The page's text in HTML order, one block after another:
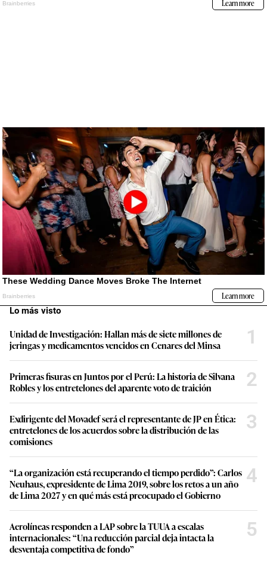
Lo más visto
Unidad de Investigación: Hallan más de siete millones de
jeringas y medicamentos vencidos en Cenares del Minsa
1
Primeras fisuras en Juntos por el Perú: La historia de Silvana
Robles y los entretelones del aparente voto de traición
2
Exdirigente del Movadef será el representante de JP en Ética:
entretelones de los acuerdos sobre la distribución de las
comisiones
3
“La organización está recuperando el tiempo perdido”: Carlos
Neuhaus, expresidente de Lima 2019, sobre los retos a un año
de Lima 2027 y en qué más está preocupado el Gobierno
4
Aerolíneas responden a LAP sobre la TUUA a escalas
internacionales: “Una reducción parcial deja intacta la
desventaja competitiva de fondo”
5